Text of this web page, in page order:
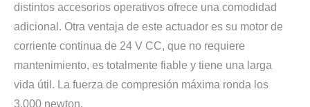
distintos accesorios operativos ofrece una comodidad
adicional. Otra ventaja de este actuador es su motor de
corriente continua de 24 V CC, que no requiere
mantenimiento, es totalmente fiable y tiene una larga
vida útil. La fuerza de compresión máxima ronda los
3.000 newton.